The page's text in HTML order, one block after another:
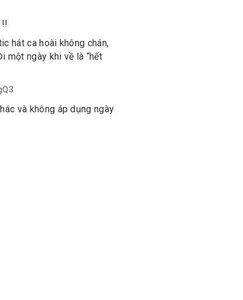
hát ca hoài không chán,
một ngày khi về là “hết
và không áp dụng ngày